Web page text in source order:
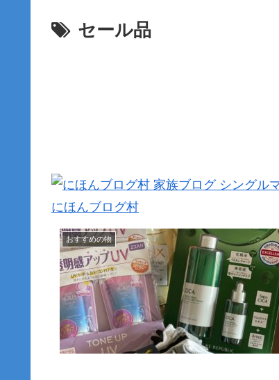
セール品
にほんブログ村
おすすめの物